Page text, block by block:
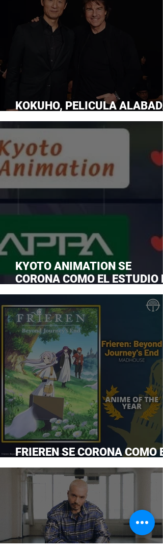
KOKUHO, PELICULA
POR TOM CRUISE
KYOTO ANIMATION SE
CORONA COMO EL ESTUDIO
ANIME FAVORITO Y LE ROBA
CORONA A MAPPA
FRIEREN SE CORONA COMO
ANIME DEL AÑO